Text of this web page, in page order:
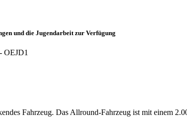
und die Jugendarbeit zur Verfügung
Fahrzeug. Das Allround-Fahrzeug ist mit einem